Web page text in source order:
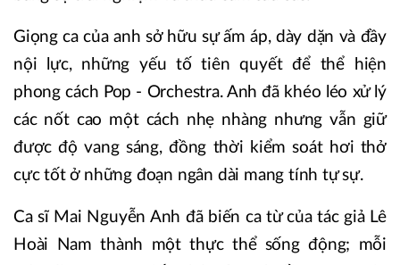
Giọng ca của anh sở hữu sự ấm áp, dày dặn và đầy
nội lực, những yếu tố tiên quyết để thể hiện
phong cách Pop - Orchestra. Anh đã khéo léo xử lý
các nốt cao một cách nhẹ nhàng nhưng vẫn giữ
được độ vang sáng, đồng thời kiểm soát hơi thở
cực tốt ở những đoạn ngân dài mang tính tự sự.
Ca sĩ Mai Nguyễn Anh đã biến ca từ của tác giả Lê
Hoài Nam thành một thực thể sống động; mỗi